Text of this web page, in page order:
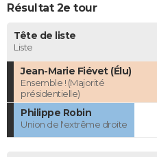
Résultat 2e tour
Tête de liste
Liste
Jean-Marie Fiévet (Élu)
Ensemble ! (Majorité
présidentielle)
Philippe Robin
Union de l'extrême droite